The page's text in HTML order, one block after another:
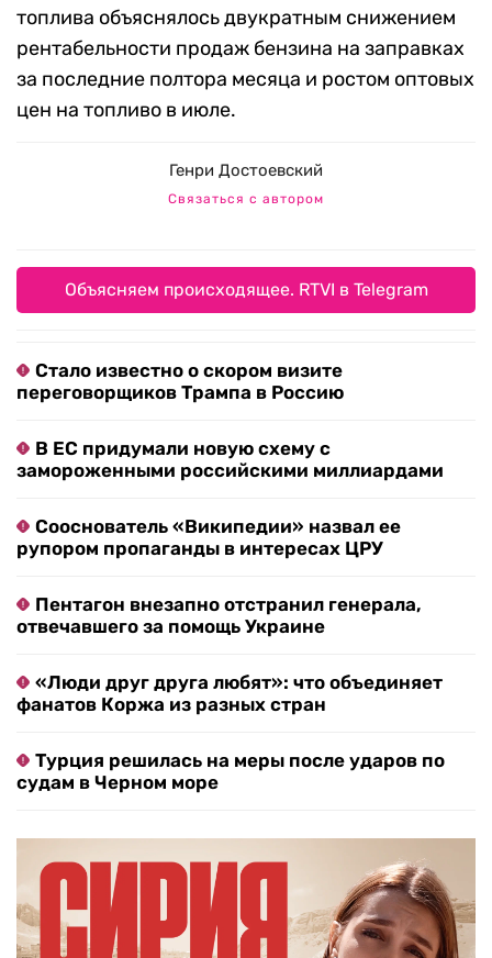
топлива объяснялось двукратным снижением
рентабельности продаж бензина на заправках
за последние полтора месяца и ростом оптовых
цен на топливо в июле.
Генри Достоевский
Связаться с автором
Объясняем происходящее. RTVI в Telegram
Стало известно о скором визите
переговорщиков Трампа в Россию
В ЕС придумали новую схему с
замороженными российскими миллиардами
Сооснователь «Википедии» назвал ее
рупором пропаганды в интересах ЦРУ
Пентагон внезапно отстранил генерала,
отвечавшего за помощь Украине
«Люди друг друга любят»: что объединяет
фанатов Коржа из разных стран
Турция решилась на меры после ударов по
судам в Черном море